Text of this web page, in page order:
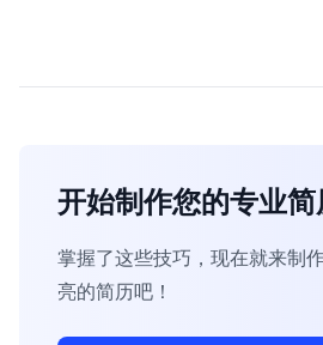
开始制作您的专业简
掌握了这些技巧，现在就来制
亮的简历吧！